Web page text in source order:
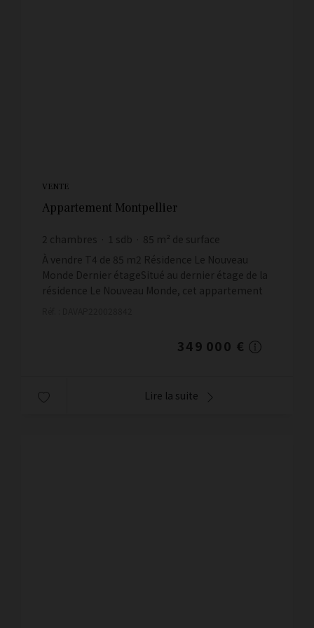
VENTE
Appartement Montpellier
2 chambres 1 sdb 85 m² de surface
4 105,88 € prix / m²
À vendre T4 de 85 m2 Résidence Le Nouveau
Monde Dernier étageSitué au dernier étage de la
résidence Le Nouveau Monde, cet appartement
349 000 €
Lire la suite